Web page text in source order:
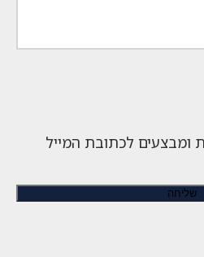
ומבצעים לכתובת המייל